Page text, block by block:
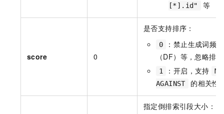
[*].id" 等
score 0
是否支持排序：
0
：禁止生成词频
（DF）等，忽略排
1 ：开启，支持
AGAINST
的相关性
指定倒排索引段大小：